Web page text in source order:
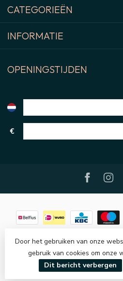
CATEGORIEËN
INFORMATIE
OPENINGSTIJDEN
€
© Copyright 2026 MI-SI BV-
designby
Door het gebruiken van onze
gebruik van cookies om onze
Dit bericht verbergen